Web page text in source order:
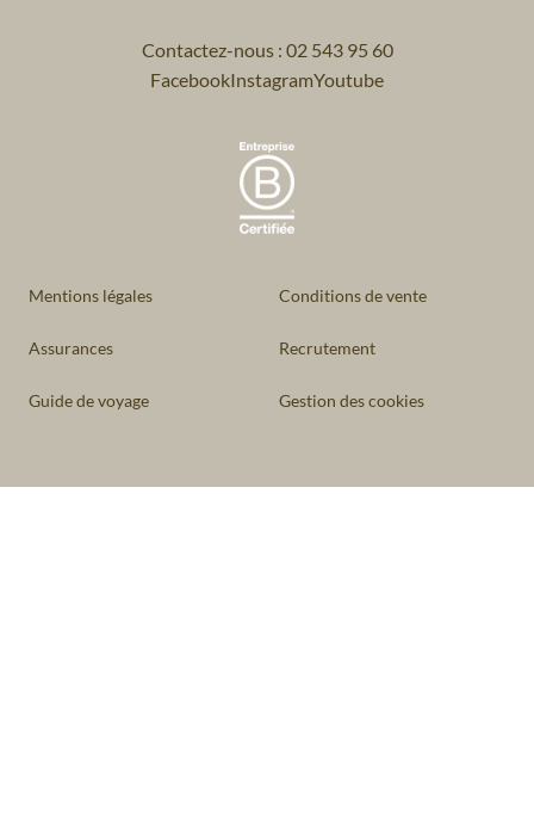
Contactez-nous : 02 543 95 60
FacebookInstagramYoutube
Mentions légales Conditions de vente
Assurances Recrutement
Guide de voyage Gestion des cookies